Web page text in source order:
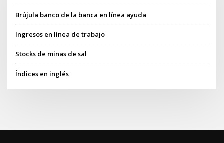
Brújula banco de la banca en línea ayuda
Ingresos en línea de trabajo
Stocks de minas de sal
Índices en inglés